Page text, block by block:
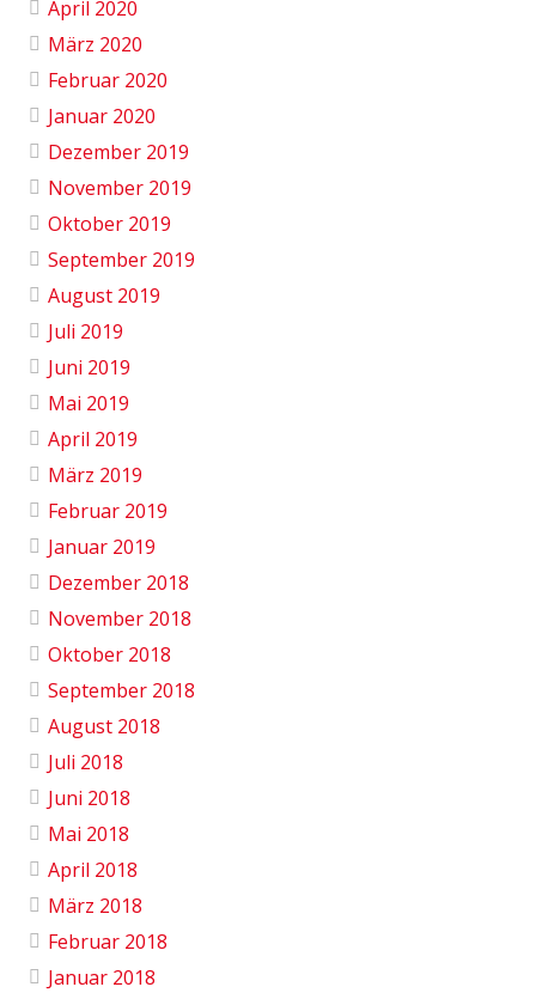
April 2020
März 2020
Februar 2020
Januar 2020
Dezember 2019
November 2019
Oktober 2019
September 2019
August 2019
Juli 2019
Juni 2019
Mai 2019
April 2019
März 2019
Februar 2019
Januar 2019
Dezember 2018
November 2018
Oktober 2018
September 2018
August 2018
Juli 2018
Juni 2018
Mai 2018
April 2018
März 2018
Februar 2018
Januar 2018